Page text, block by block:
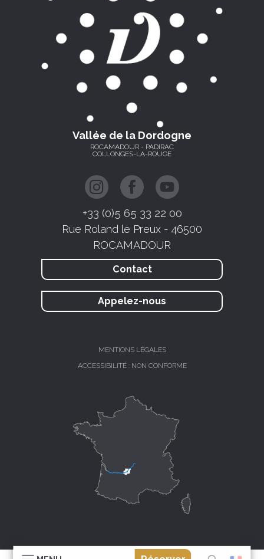
Vallée de la Dordogne
ROCAMADOUR - PADIRAC
COLLONGES-LA-ROUGE
+33 (0)5 65 33 22 00
Rue Roland le Preux - 46500
ROCAMADOUR
Contact
Appelez-nous
MENTIONS LÉGALES
ACCESSIBILITÉ : NON CONFORME